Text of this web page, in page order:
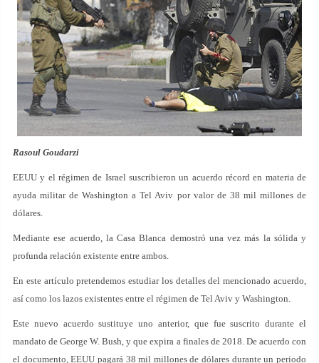
Rasoul Goudarzi
EEUU y el régimen de Israel suscribieron un acuerdo récord en materia de
ayuda militar de Washington a Tel Aviv por valor de 38 mil millones de
dólares.
Mediante ese acuerdo, la Casa Blanca demostró una vez más la sólida y
profunda relación existente entre ambos.
En este artículo pretendemos estudiar los detalles del mencionado acuerdo,
así como los lazos existentes entre el régimen de Tel Aviv y Washington.
Este nuevo acuerdo sustituye uno anterior, que fue suscrito durante el
mandato de George W. Bush, y que expira a finales de 2018. De acuerdo con
el documento, EEUU pagará 38 mil millones de dólares durante un periodo